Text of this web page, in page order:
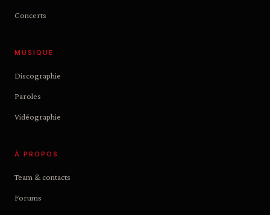
Concerts
MUSIQUE
Discographie
Paroles
Vidéographie
À PROPOS
Team & contacts
Forums